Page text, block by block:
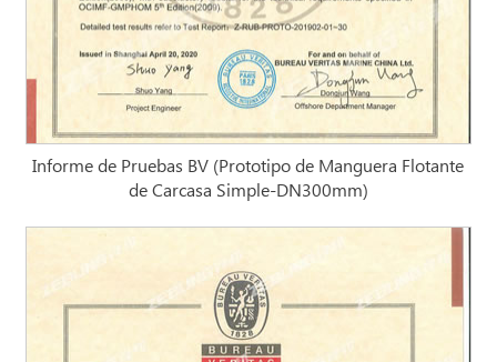
Informe de Pruebas BV (Prototipo de Manguera Flotante
de Carcasa Simple-DN300mm)